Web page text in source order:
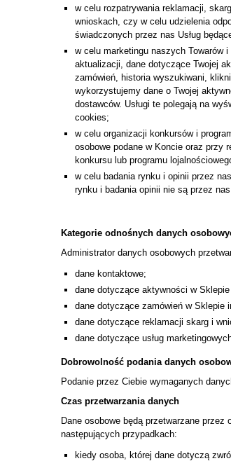
w celu rozpatrywania reklamacji,
wnioskach, czy w celu udzielenia
świadczonych przez nas Usług
w celu marketingu naszych Towarów
aktualizacji, dane dotyczące Twojej
zamówień, historia wyszukiwani,
wykorzystujemy dane o Twojej
dostawców. Usługi te polegają na
cookies;
w celu organizacji konkursów i
osobowe podane w Koncie oraz przy
konkursu lub programu
w celu badania rynku i opinii przez
rynku i badania opinii nie są przez
Kategorie odnośnych danych
Administrator danych osobowych
dane kontaktowe;
dane dotyczące aktywności w
dane dotyczące zamówień w Sklepie
dane dotyczące reklamacji skarg i
dane dotyczące usług
Dobrowolność podania danych
Podanie przez Ciebie wymaganych
Czas przetwarzania danych
Dane osobowe będą przetwarzane
następujących przypadkach:
kiedy osoba, której dane dotyczą